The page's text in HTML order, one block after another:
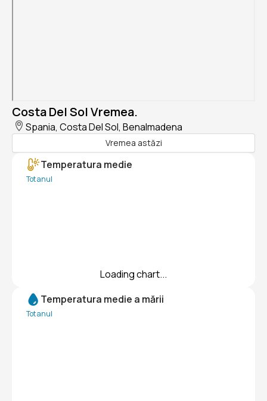
Costa Del Sol Vremea.
Spania, Costa Del Sol, Benalmadena
Vremea astăzi
Temperatura medie
Tot anul
Loading chart...
Temperatura medie a mării
Tot anul